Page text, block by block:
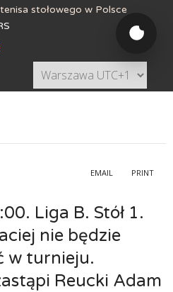
stołowego w Polsce
PRINT
EMAIL
Liga B. Stół 1.
nie będzie
w turnieju.
Reucki Adam